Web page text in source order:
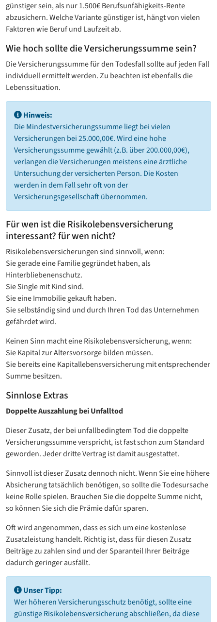
günstiger sein, als nur 1.500€ Berufsunfähigkeits-Rente
abzusichern. Welche Variante günstiger ist, hängt von vielen
Faktoren wie Beruf und Laufzeit ab.
Wie hoch sollte die Versicherungssumme sein?
Die Versicherungssumme für den Todesfall sollte auf jeden Fall
individuell ermittelt werden. Zu beachten ist ebenfalls die
Lebenssituation.
Hinweis:
Die Mindestversicherungssumme liegt bei vielen
Versicherungen bei 25.000,00€. Wird eine hohe
Versicherungssumme gewählt (z.B. über 200.000,00€),
verlangen die Versicherungen meistens eine ärztliche
Untersuchung der versicherten Person. Die Kosten
werden in dem Fall sehr oft von der
Versicherungsgesellschaft übernommen.
Für wen ist die Risikolebensversicherung
interessant? für wen nicht?
Risikolebensversicherungen sind sinnvoll, wenn:
Sie gerade eine Familie gegründet haben, als
Hinterbliebenenschutz.
Sie Single mit Kind sind.
Sie eine Immobilie gekauft haben.
Sie selbständig sind und durch Ihren Tod das Unternehmen
gefährdet wird.
Keinen Sinn macht eine Risikolebensversicherung, wenn:
Sie Kapital zur Altersvorsorge bilden müssen.
Sie bereits eine Kapitallebensversicherung mit entsprechender
Summe besitzen.
Sinnlose Extras
Doppelte Auszahlung bei Unfalltod
Dieser Zusatz, der bei unfallbedingtem Tod die doppelte
Versicherungssumme verspricht, ist fast schon zum Standard
geworden. Jeder dritte Vertrag ist damit ausgestattet.
Sinnvoll ist dieser Zusatz dennoch nicht. Wenn Sie eine höhere
Absicherung tatsächlich benötigen, so sollte die Todesursache
keine Rolle spielen. Brauchen Sie die doppelte Summe nicht,
so können Sie sich die Prämie dafür sparen.
Oft wird angenommen, dass es sich um eine kostenlose
Zusatzleistung handelt. Richtig ist, dass für diesen Zusatz
Beiträge zu zahlen sind und der Sparanteil Ihrer Beiträge
dadurch geringer ausfällt.
Unser Tipp:
Wer höheren Versicherungsschutz benötigt, sollte eine
günstige Risikolebensversicherung abschließen, da diese